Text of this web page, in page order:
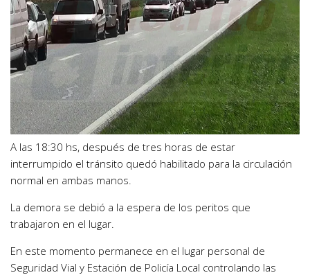
A las 18:30 hs, después de tres horas de estar
interrumpido el tránsito quedó habilitado para la circulación
normal en ambas manos.
La demora se debió a la espera de los peritos que
trabajaron en el lugar.
En este momento permanece en el lugar personal de
Seguridad Vial y Estación de Policía Local controlando las